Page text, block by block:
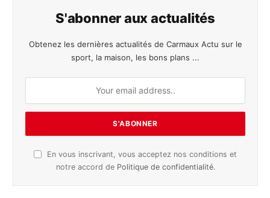
S'abonner aux actualités
Obtenez les dernières actualités de Carmaux Actu sur le
sport, la maison, les bons plans ...
En vous inscrivant, vous acceptez nos conditions et
notre accord de Politique de confidentialité.